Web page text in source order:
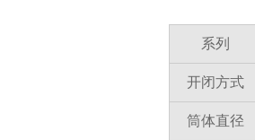
系列
开闭方式
筒体直径